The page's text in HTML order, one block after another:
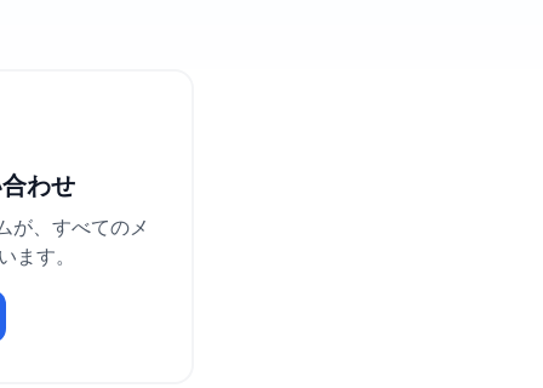
わせ
が、すべてのメ
ます。